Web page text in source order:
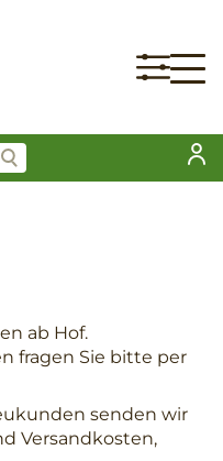
ab Hof.
fragen Sie bitte per
senden wir
Versandkosten,